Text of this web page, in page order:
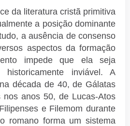
da literatura cristã primitiva
a posição dominante
a ausência de consenso
aspectos da formação
impede que ela seja
historicamente inviável. A
década de 40, de Gálatas
anos 50, de Lucas-Atos
e Filemom durante
romano forma um sistema